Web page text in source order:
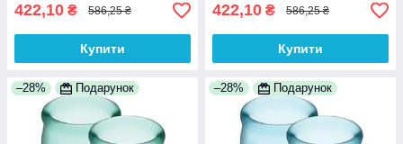
422,10 ₴ 586,25 ₴
Купити
422,10 ₴ 586,25 ₴
Купити
–28% Подарунок –28% Подарунок